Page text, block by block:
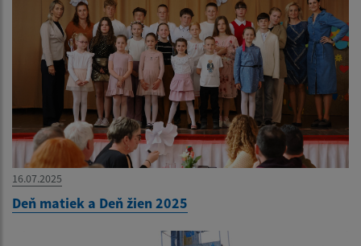
16.07.2025
Deň matiek a Deň žien 2025